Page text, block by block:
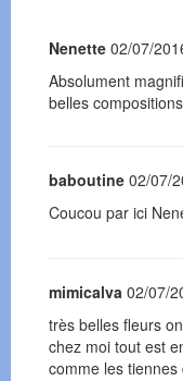
Nenette 02/07/
Absolument
belles
baboutine 02/07/
Coucou par ici
mimicalva 02/07/
très belles fleurs
chez moi tout est
comme les tiennes